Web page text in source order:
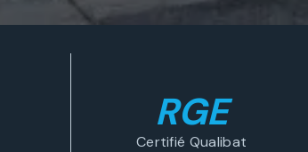
RGE
Certifié Qualibat